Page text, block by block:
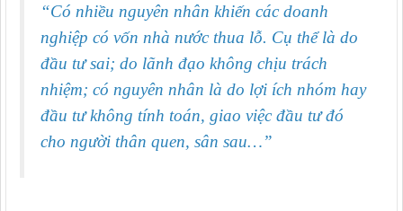
“Có nhiều nguyên nhân khiến các doanh
nghiệp có vốn nhà nước thua lỗ. Cụ thể là do
đầu tư sai; do lãnh đạo không chịu trách
nhiệm; có nguyên nhân là do lợi ích nhóm hay
đầu tư không tính toán, giao việc đầu tư đó
cho người thân quen, sân sau…”